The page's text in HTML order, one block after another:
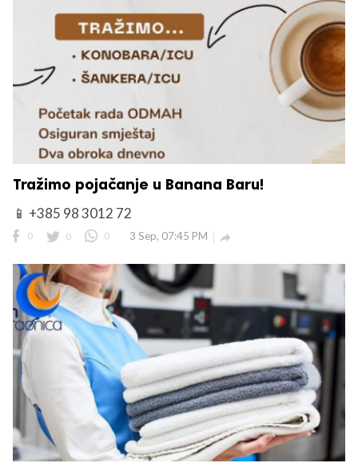
Tražimo pojačanje u Banana Baru!
📱 +385 98 3012 72
0 0 0 3 Sep, 07:45 PM 